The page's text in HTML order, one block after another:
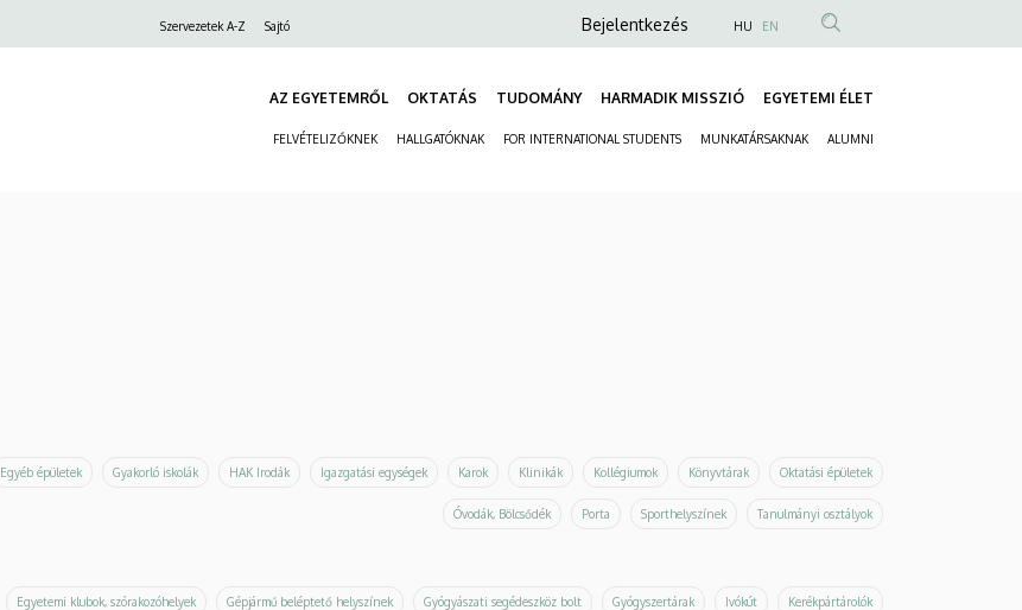
Szervezetek A-Z Sajtó
Anonim
fiók
Bejelentkezés HU EN
AZ EGYETEMRŐL OKTATÁS TUDOMÁNY HARMADIK MISSZIÓ EGYETEMI ÉLET
FELVÉTELIZŐKNEK HALLGATÓKNAK FOR INTERNATIONAL STUDENTS MUNKATÁRSAKNAK ALUMNI
Egyéb épületek Gyakorló iskolák HAK Irodák Igazgatási egységek Karok Klinikák Kollégiumok Könyvtárak Oktatási épületek
Óvodák, Bölcsődék Porta Sporthelyszínek Tanulmányi osztályok
Egyetemi klubok, szórakozóhelyek Gépjármű beléptető helyszínek Gyógyászati segédeszköz bolt Gyógyszertárak Ivókút Kerékpártárolók